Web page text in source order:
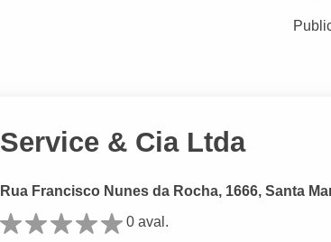
Service & Cia Ltda
Rua Francisco Nunes da Rocha, 1666, Santa
0 aval.